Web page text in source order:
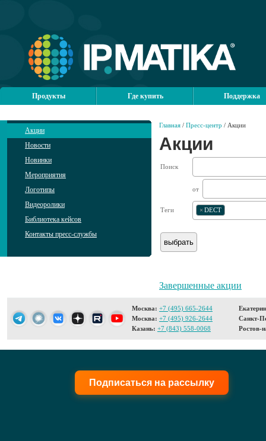
Продукты Где купить Поддержка
Акции
Новости
Новинки
Мероприятия
Логотипы
Видеоролики
Библиотека кейсов
Контакты пресс-службы
Главная / Пресс-центр / Акции
Акции
Поиск
от
Теги × DECT
Завершенные акции
Москва: +7 (495) 665-2644
Москва: +7 (495) 926-2644
Казань: +7 (843) 558-0068
Санкт-
Ростов-
Подписаться на рассылку